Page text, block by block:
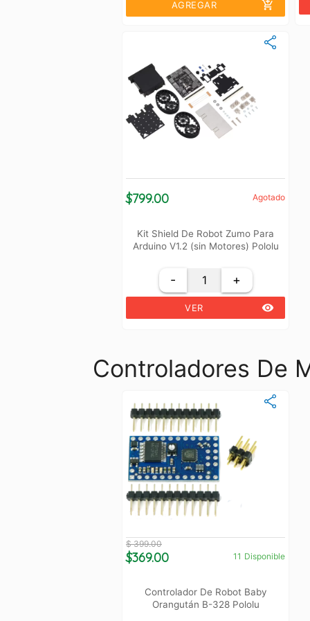
AGREGAR add_shopping_cart
$799.00 Agotado
Kit Shield De Robot Zumo Para
Arduino V1.2 (sin Motores) Pololu
- +
VER remove_red_eye
Controladores De
$ 399.00
$369.00 11 Disponible
Controlador De Robot Baby
Orangután B-328 Pololu